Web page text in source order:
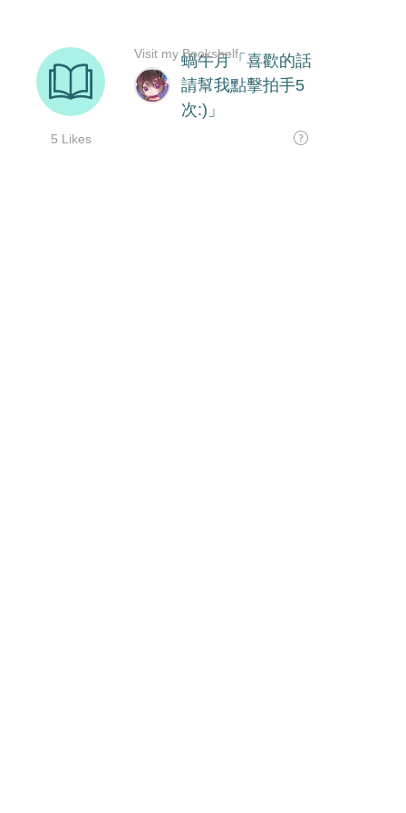
蝸牛月「喜歡的話
請幫我點擊拍手5
次:)」
5 Likes
Visit my Bookshelf